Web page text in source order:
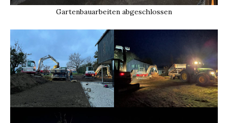
Gartenbauarbeiten abgeschlossen